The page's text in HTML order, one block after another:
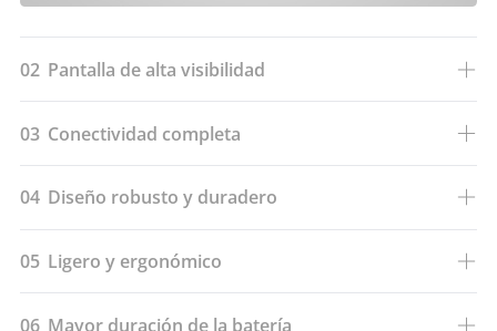
02 Pantalla de alta visibilidad
03 Conectividad completa
04 Diseño robusto y duradero
05 Ligero y ergonómico
06 Mayor duración de la batería